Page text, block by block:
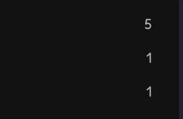
5
1
1